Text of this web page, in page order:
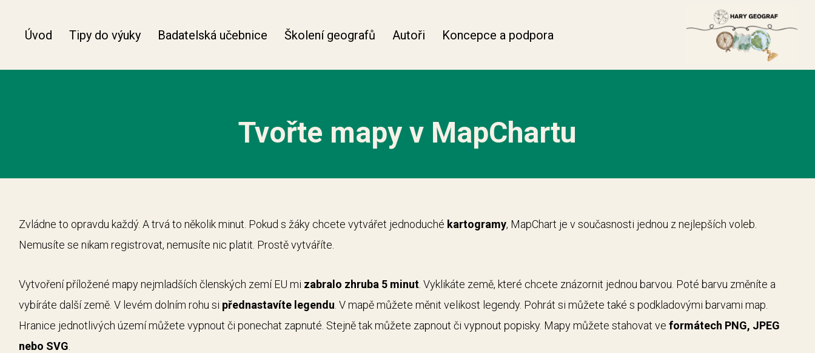
Úvod Tipy do výuky Badatelská učebnice Školení geografů Autoři Koncepce a podpora
Tvořte mapy v MapChartu
Zvládne to opravdu každý. A trvá to několik minut. Pokud s žáky chcete vytvářet jednoduché kartogramy, MapChart je v současnosti jednou z nejlepších voleb.
Nemusíte se nikam registrovat, nemusíte nic platit. Prostě vytváříte.
Vytvoření příložené mapy nejmladších členských zemí EU mi zabralo zhruba 5 minut . Vyklikáte země, které chcete znázornit jednou barvou. Poté barvu změníte a
vybíráte další země. V levém dolním rohu si přednastavíte legendu . V mapě můžete měnit velikost legendy. Pohrát si můžete také s podkladovými barvami map.
Hranice jednotlivých území můžete vypnout či ponechat zapnuté. Stejně tak můžete zapnout či vypnout popisky. Mapy můžete stahovat ve formátech PNG, JPEG
nebo SVG